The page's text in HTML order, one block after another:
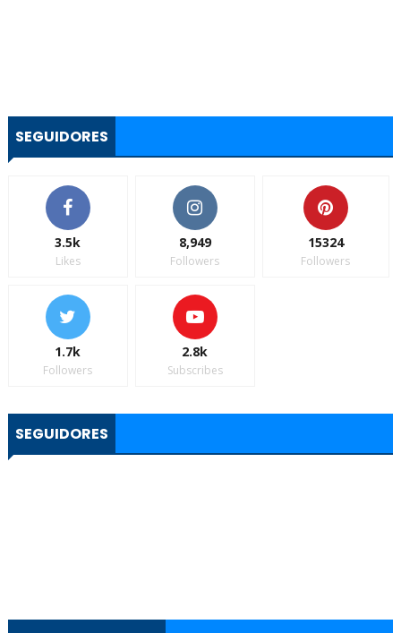
SEGUIDORES
3.5k
Likes
8,949
Followers
15324
Followers
1.7k
Followers
2.8k
Subscribes
SEGUIDORES